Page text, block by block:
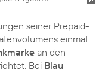
seiner Prepaid-
einmal
an den
Bei Blau